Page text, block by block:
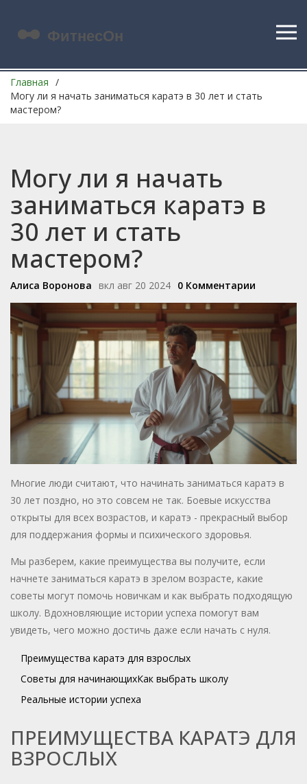
Главная
Могу ли я начать заниматься каратэ в 30 лет и стать
мастером?
Могу ли я начать
заниматься каратэ в
30 лет и стать
мастером?
Алиса Воронова вкл авг 20 2024 0 Комментарии
Многие люди считают, что начинать заниматься каратэ в
30 лет поздно, но это совсем не так. Боевые искусства
открыты для всех возрастов, и каратэ - прекрасный выбор
для поддержания формы и психического здоровья.
Мы разберем, какие преимущества вы получите, если
начнете заниматься каратэ в зрелом возрасте, какие
советы могут помочь новичкам и как выбрать подходящую
школу. Вдохновляющие истории успеха помогут вам
увидеть, чего можно достичь даже если начать с нуля.
Преимущества каратэ для взрослых
Советы для начинающихКак выбрать школу
Реальные истории успеха
ПРЕИМУЩЕСТВА КАРАТЭ ДЛЯ
ВЗРОСЛЫХ